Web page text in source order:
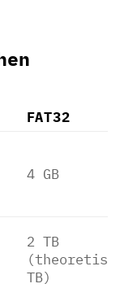
FAT32
4 GB
2 TB
TB)